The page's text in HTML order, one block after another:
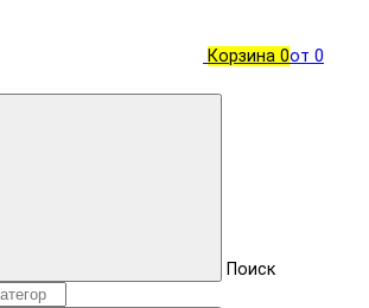
Корзина 0от 0
Поиск